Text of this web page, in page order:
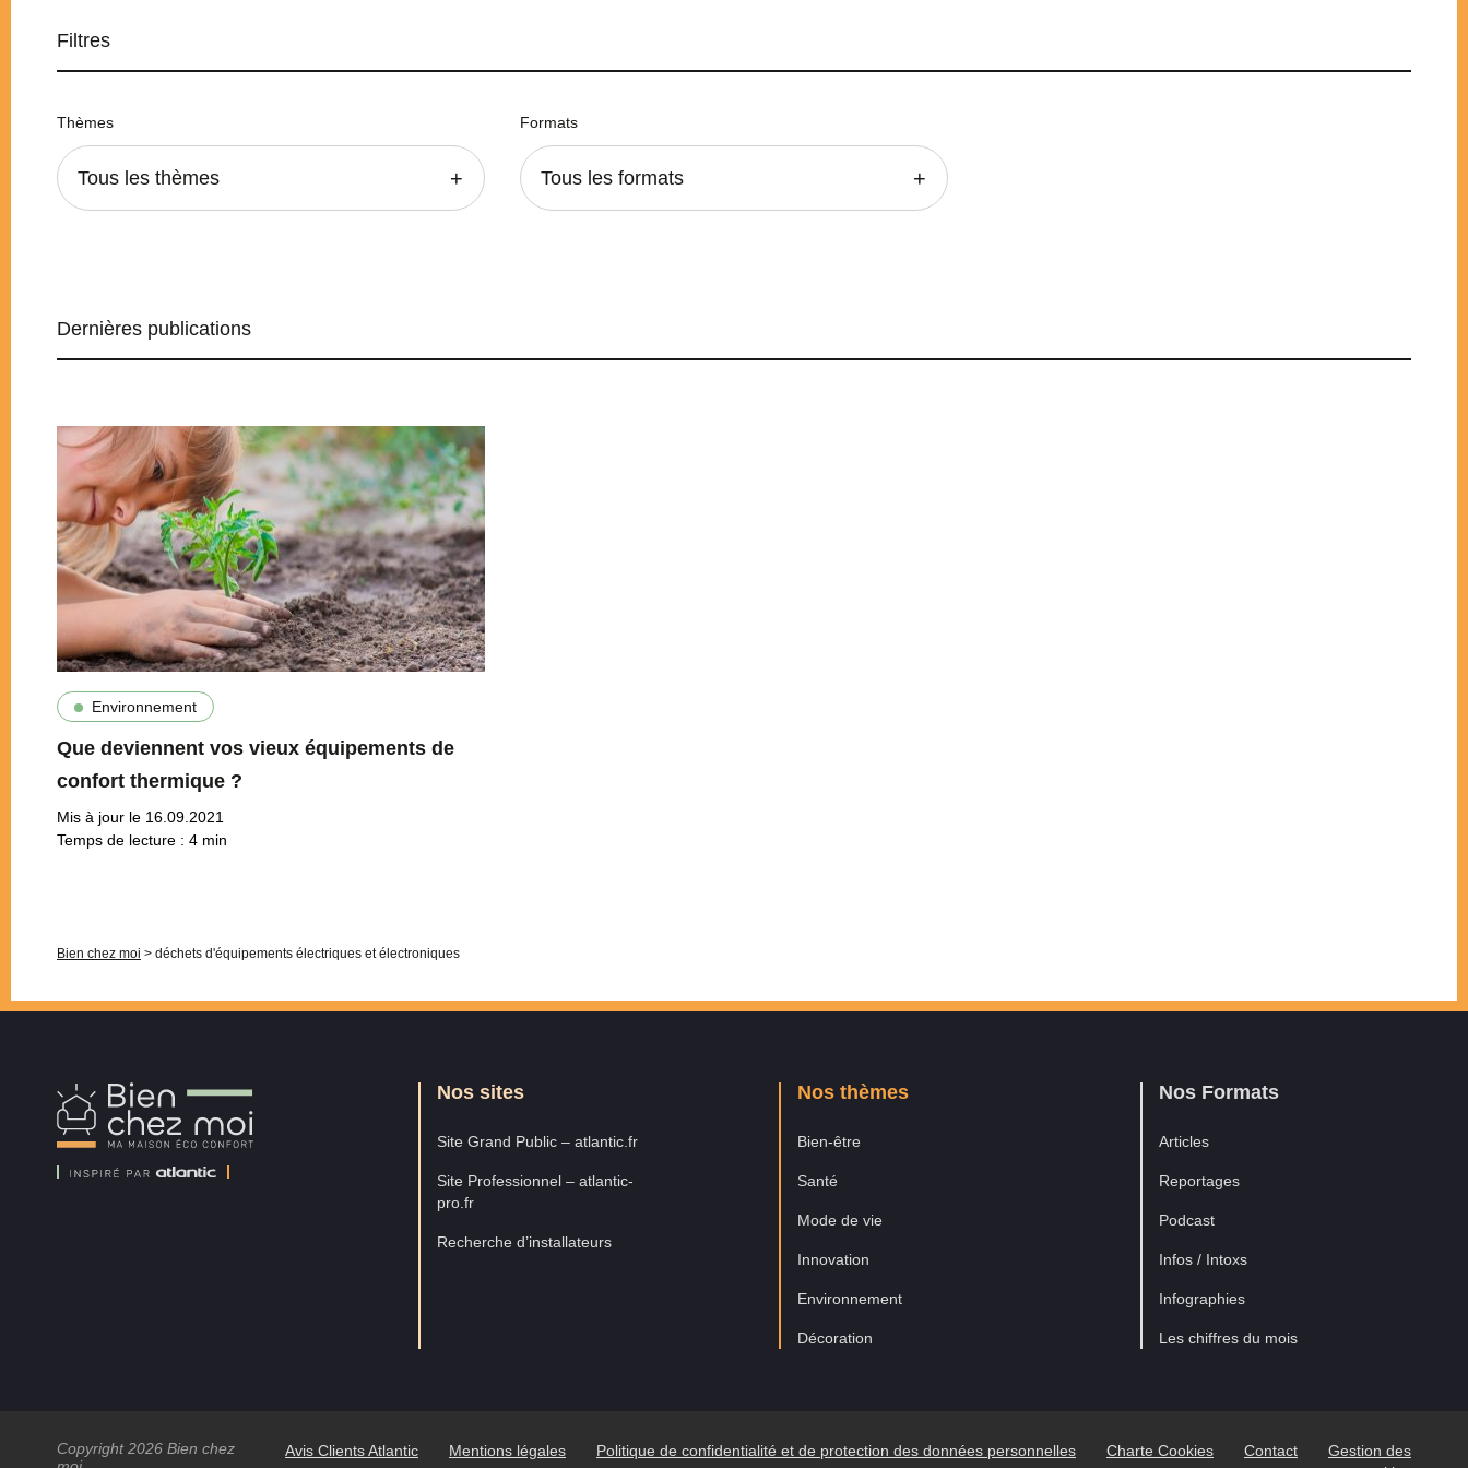
Filtres
Thèmes
Tous les thèmes
Formats
Tous les formats
Dernières publications
Environnement
Que deviennent vos vieux équipements de
confort thermique ?
Mis à jour le 16.09.2021
Temps de lecture : 4 min
Bien chez moi > déchets d'équipements électriques et électroniques
Chez
Nos sites
Site Grand Public – atlantic.fr
Site Professionnel – atlantic-
pro.fr
Recherche d’installateurs
Nos thèmes
Bien-être
Santé
Mode de vie
Innovation
Environnement
Décoration
Nos Formats
Articles
Reportages
Podcast
Infos / Intoxs
Infographies
Les chiffres du mois
Copyright 2026 Bien chez
Avis Clients Atlantic Mentions légales Politique de confidentialité et de protection des données personnelles Charte Cookies Contact
Gestion des